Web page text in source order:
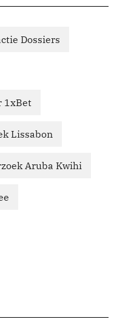
Dossiers
1xBet
Lissabon
Aruba Kwihi